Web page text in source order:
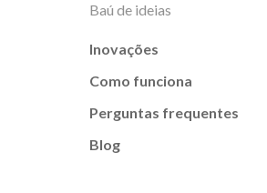
Baú de ideias
Inovações
Como funciona
Perguntas frequentes
Blog